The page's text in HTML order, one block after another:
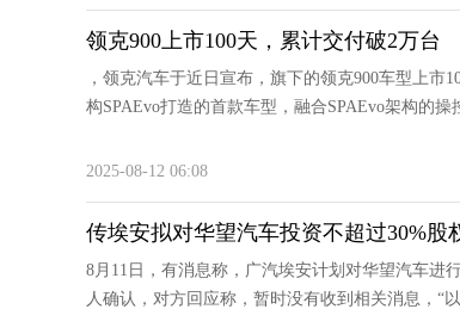
领克900上市100天，累计交付破2万台
，领克汽车于近日宣布，旗下的领克900车型上市
构SPAEvo打造的首款车型，融合SPAEvo架构的
2025-08-12 06:08
传埃安拟对华望汽车投资不超过30%股
8月11日，有消息称，广汽埃安计划对华望汽车进
人确认，对方回应称，暂时没有收到相关消息，“